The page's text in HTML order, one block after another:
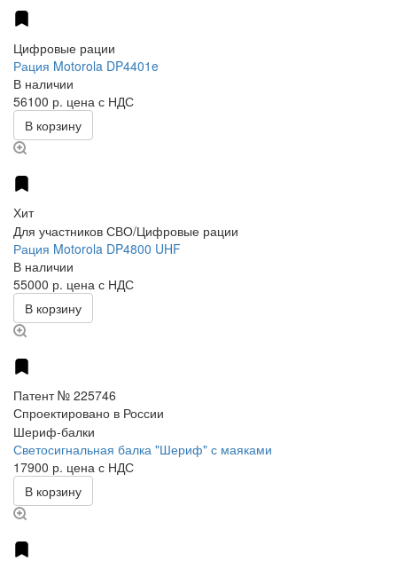
Цифровые рации
Рация Motorola DP4401e
В наличии
56100 р. цена с НДС
В корзину
Хит
Для участников СВО/Цифровые рации
Рация Motorola DP4800 UHF
В наличии
55000 р. цена с НДС
В корзину
Патент № 225746
Спроектировано в России
Шериф-балки
Светосигнальная балка "Шериф" с маяками
17900 р. цена с НДС
В корзину